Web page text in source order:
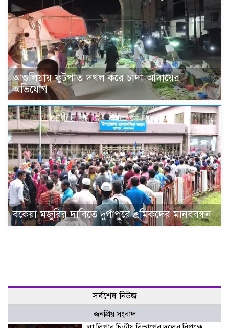
আশুলিয়ায় ফুটপাত দখল করে চাঁদা আদায়ের
অভিযোগ
বকেয়া মজুরির দাবিতে দুর্গাপুরে শ্রমিকদের মানববন্ধন
সর্বশেষ নিউজ
জনপ্রিয় সংবাদ